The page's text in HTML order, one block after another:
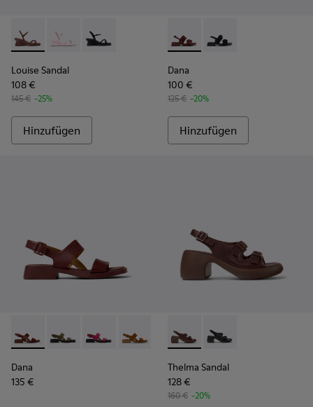
Louise Sandal - K201916-002 - Burgunderrote
Louise Sandal - K201916-003
Louise Sandal - K201916-001
Louise Sandal
108 €
145 € -25%
Hinzufügen
Dana - K201894-003 -
Dana - K201894-001
Dana
100 €
125 € -20%
Hinzufügen
Dana - K201486-015 - Burgunderrote Ledersandalen Für
Dana - K201486-020
Dana - K201486-019
Dana - K201486-014
Dana - K201486-011
Dana - K201486-007 -
Dana -
Dana
135 €
Thelma Sandal - K201874-
Thelma Sandal -
Thelma Sandal
128 €
160 € -20%